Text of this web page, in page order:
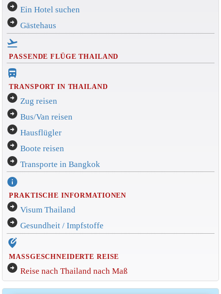
arrow_circle_right Ein Hotel suchen
arrow_circle_right Gästehaus
flight_takeoff
PASSENDE FLÜGE THAILAND
directions_bus_filled
TRANSPORT IN THAILAND
arrow_circle_right Zug reisen
arrow_circle_right Bus/Van reisen
arrow_circle_right Hausflügler
arrow_circle_right Boote reisen
arrow_circle_right Transporte in Bangkok
info
PRAKTISCHE INFORMATIONEN
arrow_circle_right Visum Thailand
arrow_circle_right Gesundheit / Impfstoffe
edit_location_alt
MASSGESCHNEIDERTE REISE
arrow_circle_right Reise nach Thailand nach Maß